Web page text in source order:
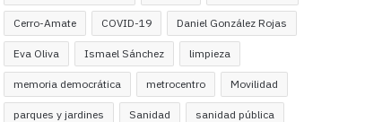
Cerro-Amate COVID-19 Daniel González Rojas
Eva Oliva Ismael Sánchez limpieza
memoria democrática metrocentro Movilidad
parques y jardines Sanidad sanidad pública